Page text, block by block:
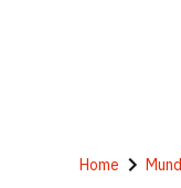
Home